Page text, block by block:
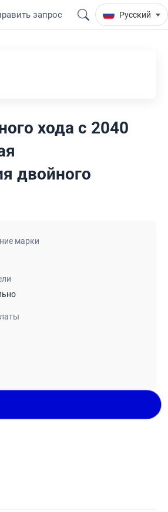
запрос Русский
хода с 2040
двойного
марки